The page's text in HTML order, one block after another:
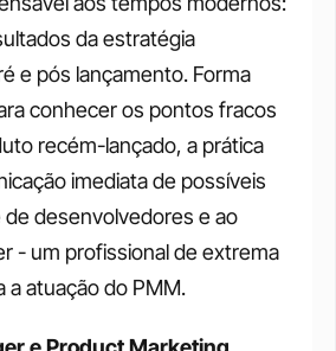
da estratégia
e pós lançamento. Forma
conhecer os pontos fracos
recém-lançado, a prática
imediata de possíveis
desenvolvedores e ao
- um profissional de extrema
a atuação do PMM.